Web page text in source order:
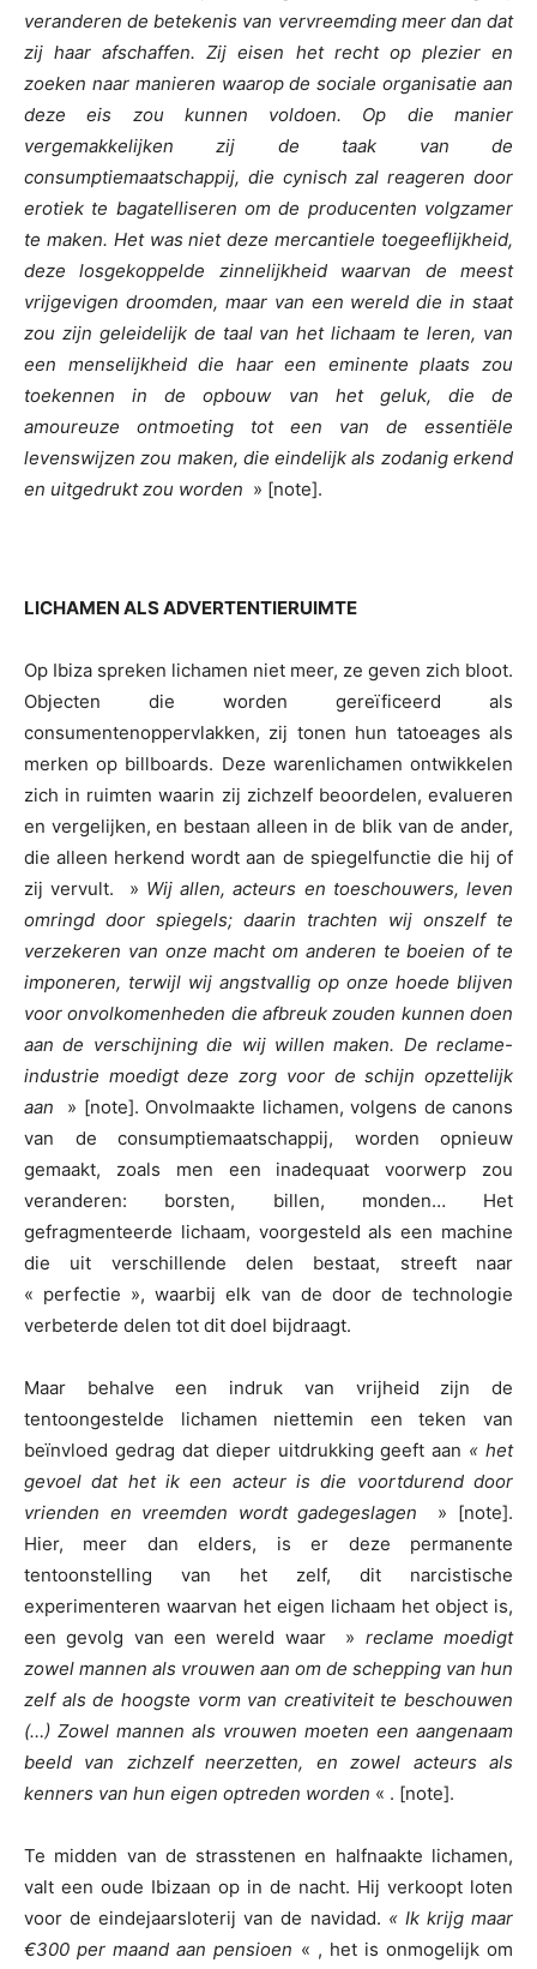
veranderen de betekenis van vervreemding meer dan dat
zij haar afschaffen. Zij eisen het recht op plezier en
zoeken naar manieren waarop de sociale organisatie aan
deze eis zou kunnen voldoen. Op die manier
vergemakkelijken zij de taak van de
consumptiemaatschappij, die cynisch zal reageren door
erotiek te bagatelliseren om de producenten volgzamer
te maken. Het was niet deze mercantiele toegeeflijkheid,
deze losgekoppelde zinnelijkheid waarvan de meest
vrijgevigen droomden, maar van een wereld die in staat
zou zijn geleidelijk de taal van het lichaam te leren, van
een menselijkheid die haar een eminente plaats zou
toekennen in de opbouw van het geluk, die de
amoureuze ontmoeting tot een van de essentiële
levenswijzen zou maken, die eindelijk als zodanig erkend
en uitgedrukt zou worden » [note].
LICHAMEN ALS ADVERTENTIERUIMTE
Op Ibiza spreken lichamen niet meer, ze geven zich bloot.
Objecten die worden gereïficeerd als
consumentenoppervlakken, zij tonen hun tatoeages als
merken op billboards. Deze warenlichamen ontwikkelen
zich in ruimten waarin zij zichzelf beoordelen, evalueren
en vergelijken, en bestaan alleen in de blik van de ander,
die alleen herkend wordt aan de spiegelfunctie die hij of
zij vervult. » Wij allen, acteurs en toeschouwers, leven
omringd door spiegels; daarin trachten wij onszelf te
verzekeren van onze macht om anderen te boeien of te
imponeren, terwijl wij angstvallig op onze hoede blijven
voor onvolkomenheden die afbreuk zouden kunnen doen
aan de verschijning die wij willen maken. De reclame-
industrie moedigt deze zorg voor de schijn opzettelijk
aan
» [note]. Onvolmaakte lichamen, volgens de canons
van de consumptiemaatschappij, worden opnieuw
gemaakt, zoals men een inadequaat voorwerp zou
veranderen: borsten, billen, monden… Het
gefragmenteerde lichaam, voorgesteld als een machine
die uit verschillende delen bestaat, streeft naar
« perfectie », waarbij elk van de door de technologie
verbeterde delen tot dit doel bijdraagt.
Maar behalve een indruk van vrijheid zijn de
tentoongestelde lichamen niettemin een teken van
beïnvloed gedrag dat dieper uitdrukking geeft aan « het
gevoel dat het ik een acteur is die voortdurend door
vrienden en vreemden wordt gadegeslagen
» [note].
Hier, meer dan elders, is er deze permanente
tentoonstelling van het zelf, dit narcistische
experimenteren waarvan het eigen lichaam het object is,
een gevolg van een wereld waar » reclame moedigt
zowel mannen als vrouwen aan om de schepping van hun
zelf als de hoogste vorm van creativiteit te beschouwen
(…) Zowel mannen als vrouwen moeten een aangenaam
beeld van zichzelf neerzetten, en zowel acteurs als
kenners van hun eigen optreden worden « . [note].
Te midden van de strasstenen en halfnaakte lichamen,
valt een oude Ibizaan op in de nacht. Hij verkoopt loten
voor de eindejaarsloterij van de navidad. « Ik krijg maar
€300 per maand aan pensioen « , het is onmogelijk om